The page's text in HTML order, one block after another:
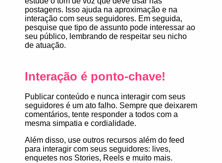
postagens. Isso ajuda na aproximação e na
interação com seus seguidores. Em seguida,
pesquise que tipo de assunto pode interessar ao
seu público, lembrando de respeitar seu nicho
de atuação.
Interação é ponto-chave!
Publicar conteúdo e nunca interagir com seus
seguidores é um ato falho. Sempre que deixarem
comentários, tente responder a todos com a
mesma simpatia e cordialidade.
Além disso, use outros recursos além do feed
para interagir com seus seguidores: lives,
enquetes nos Stories, Reels e muito mais.